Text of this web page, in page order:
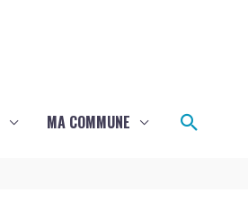
MA COMMUNE